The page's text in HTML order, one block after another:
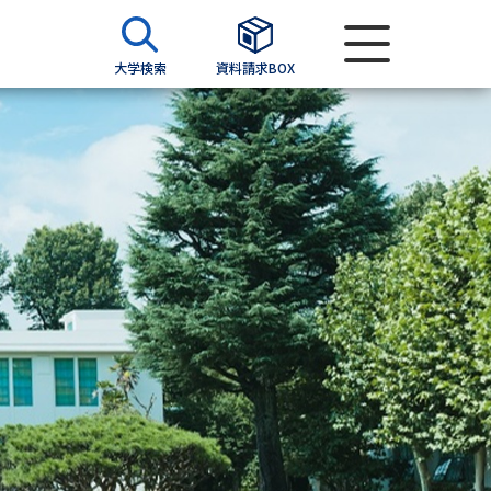
大学検索 資料請求BOX
資料検索
書
願書
過去問題集
留学・進学関連、塾・予備校